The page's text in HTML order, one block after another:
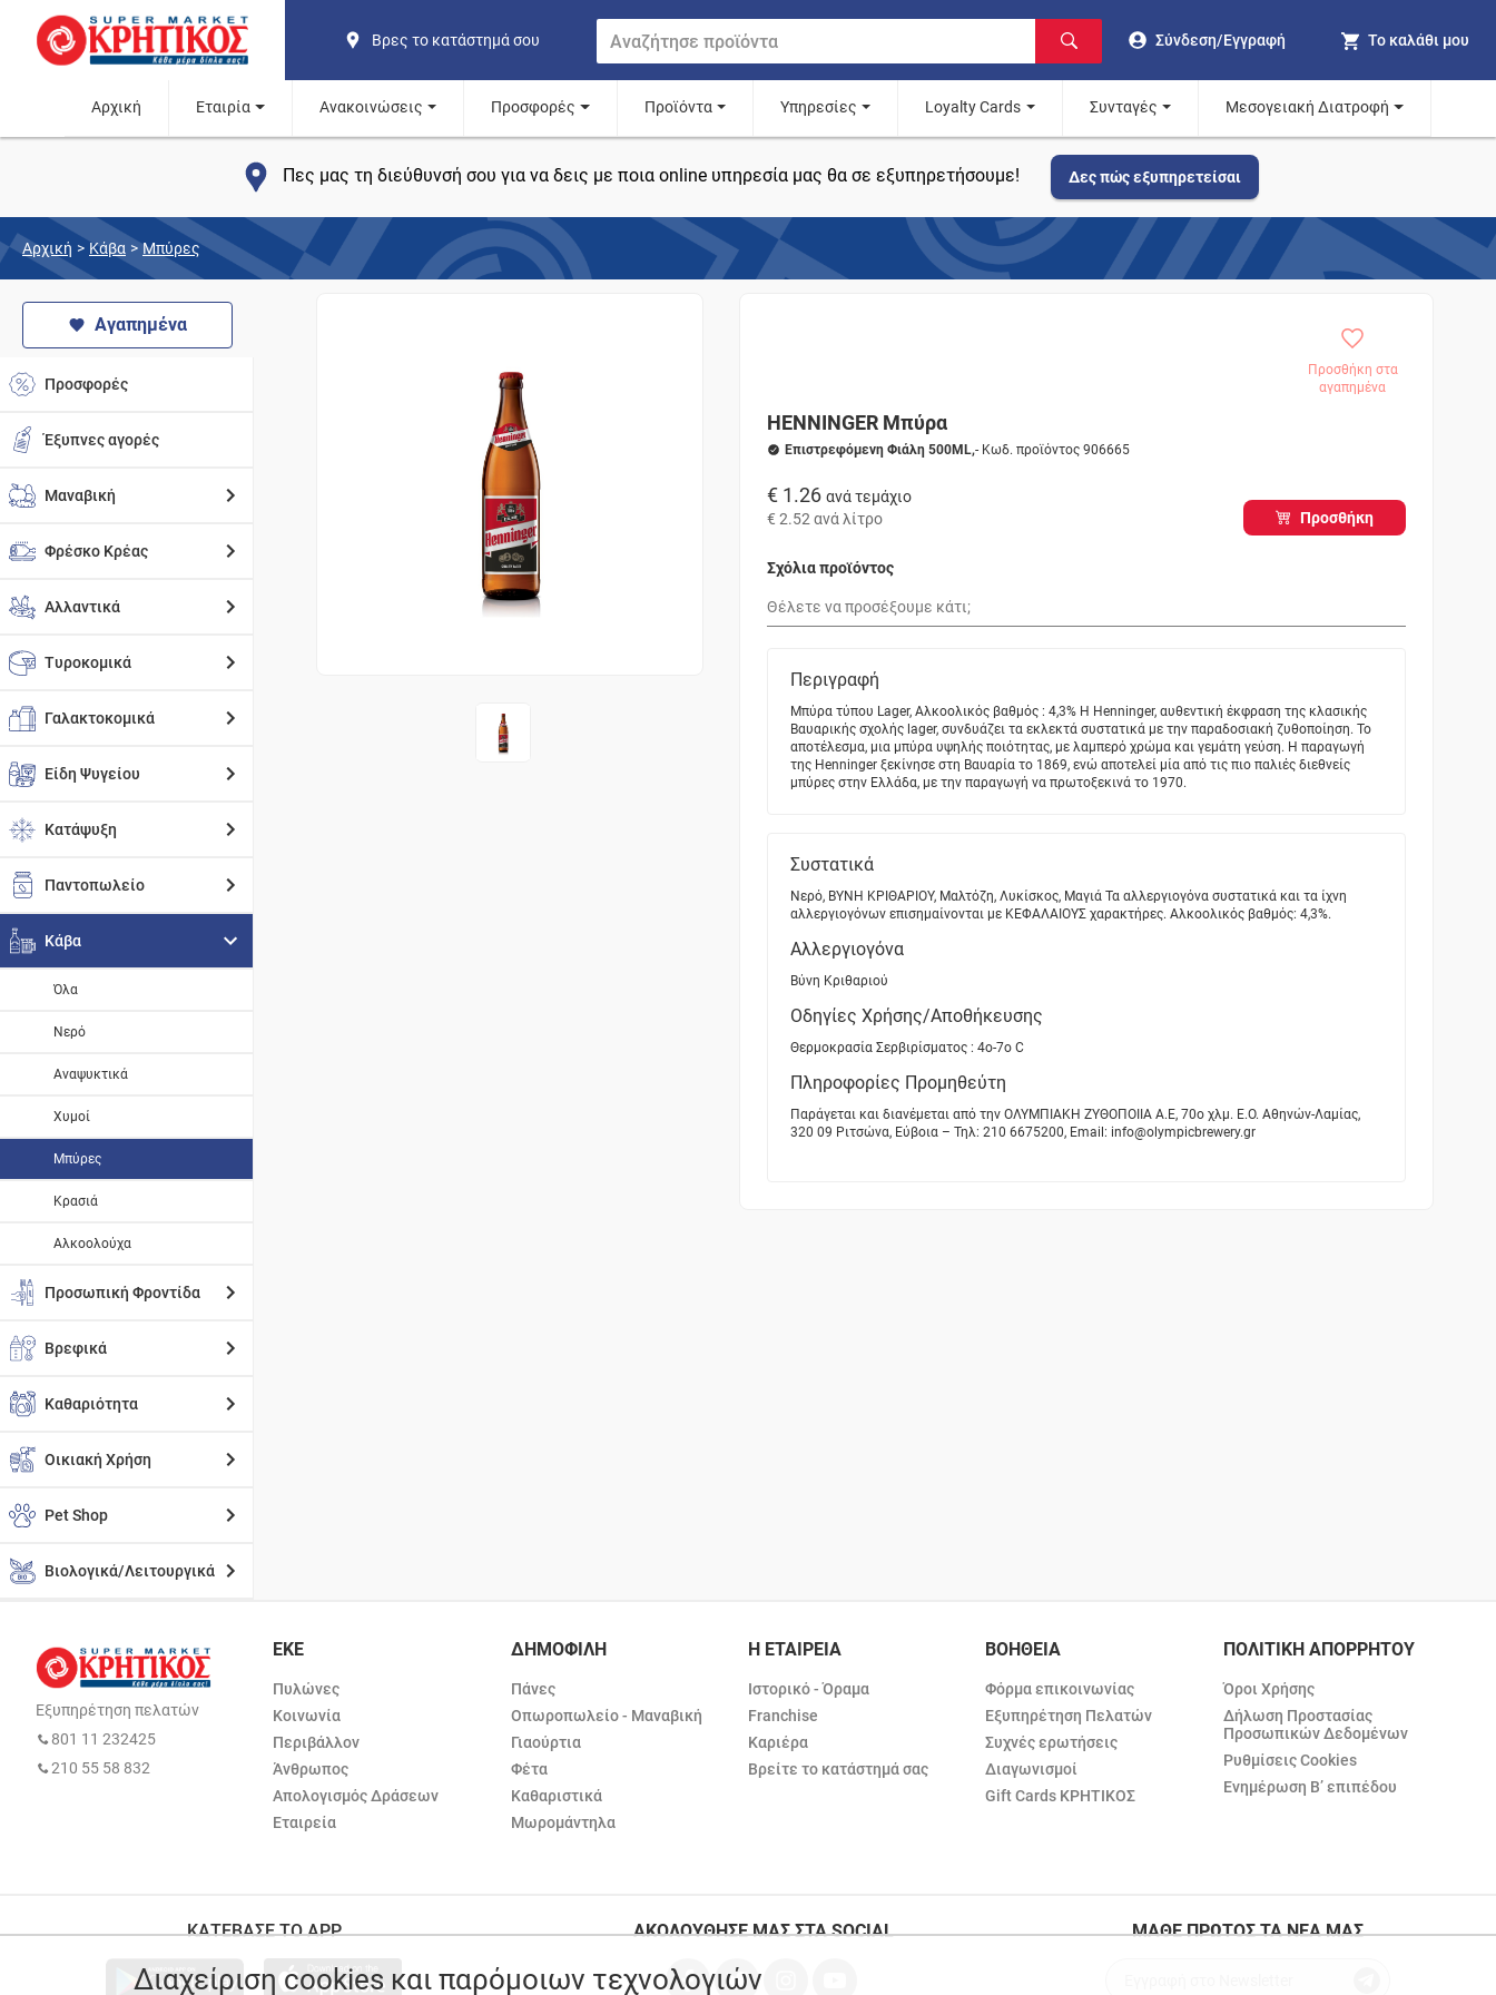
Βρες το κατάστημά σου Σύνδεση/Εγγραφή Το καλάθι μου
Αρχική Εταιρία Ανακοινώσεις Προσφορές Προϊόντα Υπηρεσίες Loyalty Cards Συνταγές Μεσογειακή Διατροφή
Πες μας τη διεύθυνσή σου για να δεις με ποια online υπηρεσία μας θα σε εξυπηρετήσουμε! Δες πώς εξυπηρετείσαι
Αρχική > Κάβα > Μπύρες
Αγαπημένα
Προσφορές
Έξυπνες αγορές
Μαναβική
Φρέσκο Κρέας
Αλλαντικά
Τυροκομικά
Γαλακτοκομικά
Είδη Ψυγείου
Κατάψυξη
Παντοπωλείο
Κάβα
Όλα
Νερό
Αναψυκτικά
Χυμοί
Μπύρες
Κρασιά
Αλκοολούχα
Προσωπική Φροντίδα
Βρεφικά
Καθαριότητα
Οικιακή Χρήση
Pet Shop
Βιολογικά/Λειτουργικά
Προσθήκη στα
αγαπημένα
HENNINGER Μπύρα
Επιστρεφόμενη Φιάλη 500ML,- Κωδ. προϊόντος 906665
€ 1.26 ανά τεμάχιο
€ 2.52 ανά λίτρο Προσθήκη
Σχόλια προϊόντος
Περιγραφή
Μπύρα τύπου Lager, Αλκοολικός βαθμός : 4,3% Η Ηenninger, αυθεντική έκφραση της κλασικής
Βαυαρικής σχολής lager, συνδυάζει τα εκλεκτά συστατικά με την παραδοσιακή ζυθοποίηση. Το
αποτέλεσμα, μια μπύρα υψηλής ποιότητας, με λαμπερό χρώμα και γεμάτη γεύση. H παραγωγή
της Henninger ξεκίνησε στη Βαυαρία το 1869, ενώ αποτελεί μία από τις πιο παλιές διεθνείς
μπύρες στην Ελλάδα, με την παραγωγή να πρωτοξεκινά το 1970.
Συστατικά
Νερό, ΒΥΝΗ ΚΡΙΘΑΡΙΟΥ, Μαλτόζη, Λυκίσκος, Μαγιά Τα αλλεργιογόνα συστατικά και τα ίχνη
αλλεργιογόνων επισημαίνονται με ΚΕΦΑΛΑΙΟΥΣ χαρακτήρες. Αλκοολικός βαθμός: 4,3%.
Αλλεργιογόνα
Βύνη Κριθαριού
Οδηγίες Χρήσης/Αποθήκευσης
Θερμοκρασία Σερβιρίσματος : 4o-7o C
Πληροφορίες Προμηθεύτη
Παράγεται και διανέμεται από την ΟΛΥΜΠΙΑΚΗ ΖΥΘΟΠΟΙΙΑ Α.Ε, 70ο χλμ. Ε.Ο. Αθηνών-Λαμίας,
320 09 Ριτσώνα, Εύβοια – Τηλ: 210 6675200, Email: info@olympicbrewery.gr
Εξυπηρέτηση πελατών
801 11 232425
210 55 58 832
ΕΚΕ
Πυλώνες
Κοινωνία
Περιβάλλον
Άνθρωπος
Απολογισμός Δράσεων
Εταιρεία
ΔΗΜΟΦΙΛΗ
Πάνες
Οπωροπωλείο - Μαναβική
Γιαούρτια
Φέτα
Καθαριστικά
Μωρομάντηλα
Η ΕΤΑΙΡΕΙΑ
Ιστορικό - Όραμα
Franchise
Καριέρα
Βρείτε το κατάστημά σας
ΒΟΗΘΕΙΑ
Φόρμα επικοινωνίας
Εξυπηρέτηση Πελατών
Συχνές ερωτήσεις
Διαγωνισμοί
Gift Cards ΚΡΗΤΙΚΟΣ
ΠΟΛΙΤΙΚΗ ΑΠΟΡΡΗΤΟΥ
Όροι Χρήσης
Δήλωση Προστασίας
Προσωπικών Δεδομένων
Ρυθμίσεις Cookies
Ενημέρωση Β’ επιπέδου
ΚΑΤΕΒΑΣΕ ΤΟ APP ΑΚΟΛΟΥΘΗΣΕ ΜΑΣ ΣΤΑ SOCIAL ΜΑΘΕ ΠΡΩΤΟΣ ΤΑ ΝΕΑ ΜΑΣ
Διαχείριση cookies και παρόμοιων τεχνολογιών